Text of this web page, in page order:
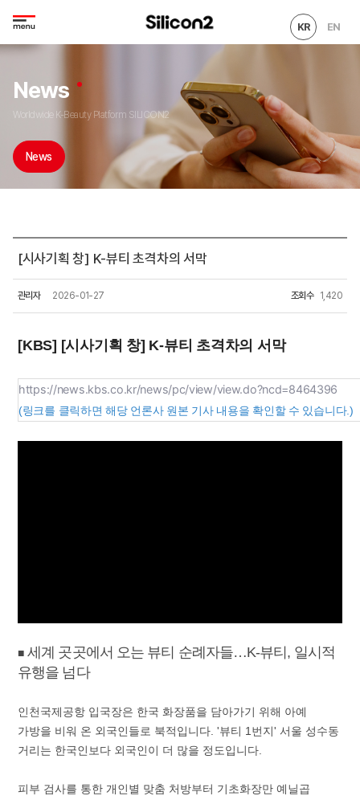
KR EN
News
Worldwide K-Beauty Platform SILICON2
News
[시사기획 창] K-뷰티 초격차의 서막
관리자 2026-01-27 조회수 1,420
[KBS] [시사기획 창] K-뷰티 초격차의 서막
https://news.kbs.co.kr/news/pc/view/view.do?ncd=8464396
(링크를 클릭하면 해당 언론사 원본 기사 내용을 확인할 수 있습니다.)
■ 세계 곳곳에서 오는 뷰티 순례자들…K-뷰티, 일시적
유행을 넘다
인천국제공항 입국장은 한국 화장품을 담아가기 위해 아예
가방을 비워 온 외국인들로 북적입니다. '뷰티 1번지' 서울 성수동
거리는 한국인보다 외국인이 더 많을 정도입니다.
피부 검사를 통한 개인별 맞춤 처방부터 기초화장만 예닐곱